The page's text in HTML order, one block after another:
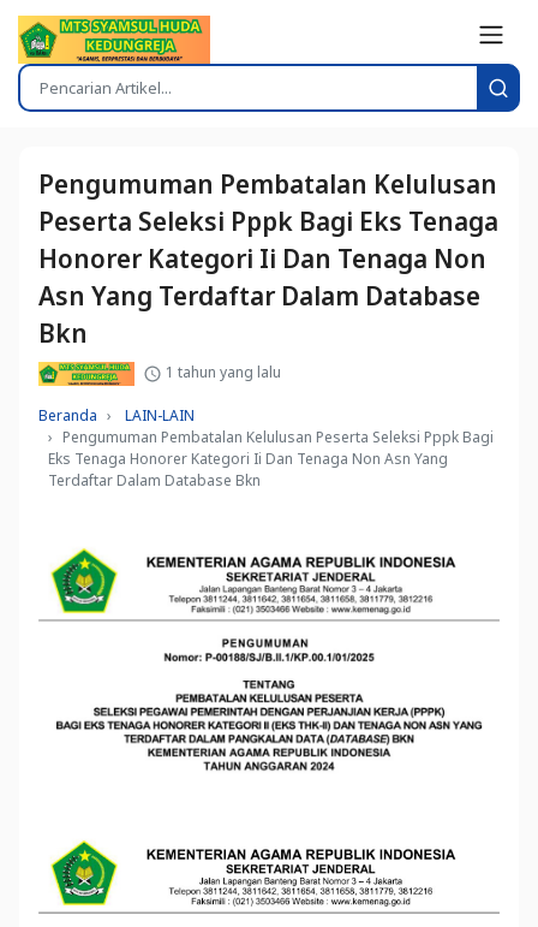
Pengumuman Pembatalan Kelulusan
Peserta Seleksi Pppk Bagi Eks Tenaga
Honorer Kategori Ii Dan Tenaga Non
Asn Yang Terdaftar Dalam Database
Bkn
1 tahun yang lalu
Beranda
LAIN-LAIN
Pengumuman Pembatalan Kelulusan Peserta Seleksi Pppk Bagi
Eks Tenaga Honorer Kategori Ii Dan Tenaga Non Asn Yang
Terdaftar Dalam Database Bkn